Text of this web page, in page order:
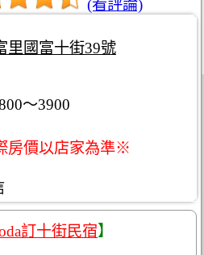
(看評論)
里國富十街39號
～3900
房價以店家為準※
訂十街民宿】